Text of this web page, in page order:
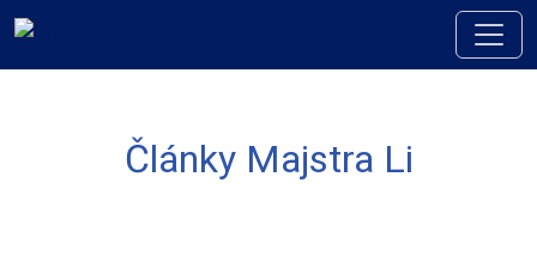
Skip to main content
Články Majstra Li